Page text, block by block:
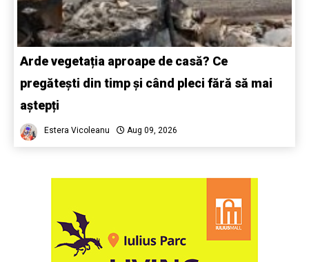
Arde vegetația aproape de casă? Ce
pregătești din timp și când pleci fără să mai
aștepți
Estera Vicoleanu Aug 09, 2026